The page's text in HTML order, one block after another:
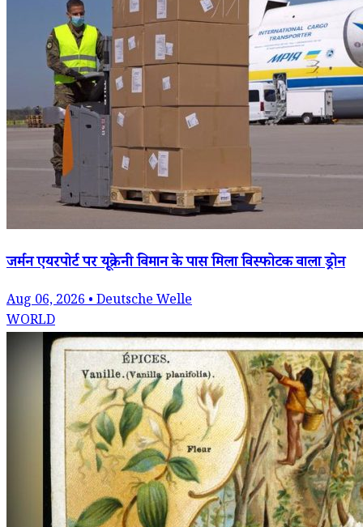
जर्मन एयरपोर्ट पर यूक्रेनी विमान के पास मिला विस्फोटक वाला ड्रोन
Aug 06, 2026 • Deutsche Welle
WORLD